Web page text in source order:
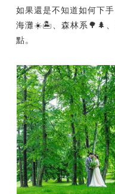
如果還是不知道如何下
海灘☀️🏝、森林系🌳🌲、
點。